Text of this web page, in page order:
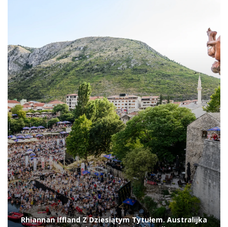
To również jeden z powodów, dla których
naukowcy chcą dokładnie poznać miejsca